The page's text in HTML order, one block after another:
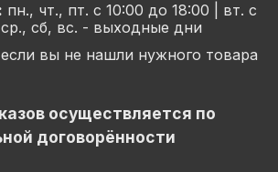
пн., чт., пт. с 10:00 до 18:00 | вт. с
ср., сб, вс. - выходные дни
вы не нашли нужного товара
осуществляется по
договорённости